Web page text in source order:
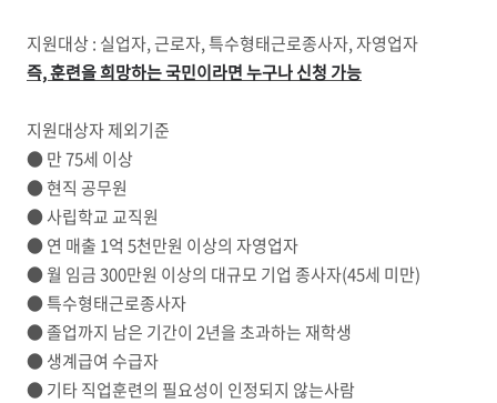
지원대상 : 실업자, 근로자, 특수형태근로종사자, 자영업자
즉, 훈련을 희망하는 국민이라면 누구나 신청 가능
지원대상자 제외기준
● 만 75세 이상
● 현직 공무원
● 사립학교 교직원
● 연 매출 1억 5천만원 이상의 자영업자
● 월 임금 300만원 이상의 대규모 기업 종사자(45세 미만)
● 특수형태근로종사자
● 졸업까지 남은 기간이 2년을 초과하는 재학생
● 생계급여 수급자
● 기타 직업훈련의 필요성이 인정되지 않는사람